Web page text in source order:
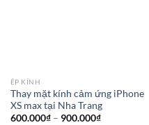
ÉP KÍNH
Thay mặt kính cảm ứng iPhone
XS max tại Nha Trang
600.000₫ – 900.000₫Khoảng